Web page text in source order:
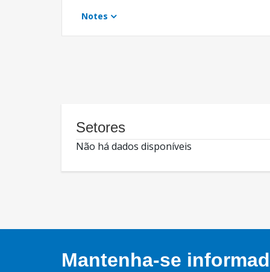
Notes
Setores
Não há dados disponíveis
Mantenha-se